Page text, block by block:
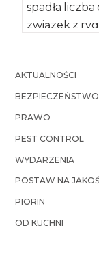
spadła
związek z
AKTUALNOŚCI
PRAWO
PEST CONTROL
WYDARZENIA
POSTAW NA
PIORIN
OD KUCHNI